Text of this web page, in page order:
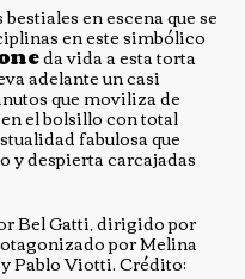
en escena que se
en este simbólico
da vida a esta torta
adelante un casi
que moviliza de
el bolsillo con total
fabulosa que
y despierta carcajadas
Bel Gatti, dirigido por
por Melina
Pablo Viotti. Crédito: